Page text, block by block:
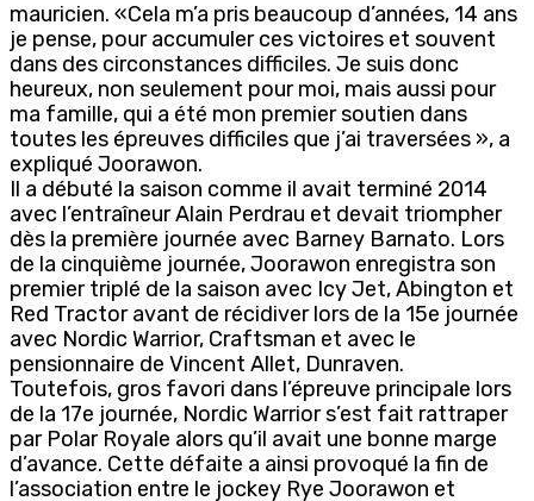
mauricien. «Cela m’a pris beaucoup d’années, 14 ans
je pense, pour accumuler ces victoires et souvent
dans des circonstances difficiles. Je suis donc
heureux, non seulement pour moi, mais aussi pour
ma famille, qui a été mon premier soutien dans
toutes les épreuves difficiles que j’ai traversées », a
expliqué Joorawon.
Il a débuté la saison comme il avait terminé 2014
avec l’entraîneur Alain Perdrau et devait triompher
dès la première journée avec Barney Barnato. Lors
de la cinquième journée, Joorawon enregistra son
premier triplé de la saison avec Icy Jet, Abington et
Red Tractor avant de récidiver lors de la 15e journée
avec Nordic Warrior, Craftsman et avec le
pensionnaire de Vincent Allet, Dunraven.
Toutefois, gros favori dans l’épreuve principale lors
de la 17e journée, Nordic Warrior s’est fait rattraper
par Polar Royale alors qu’il avait une bonne marge
d’avance. Cette défaite a ainsi provoqué la fin de
l’association entre le jockey Rye Joorawon et